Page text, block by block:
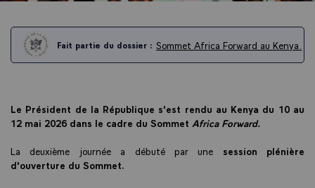
Fait partie du dossier : Sommet Africa Forward au Kenya.
Le Président de la République s'est rendu au Kenya du 10 au
12 mai 2026 dans le cadre du Sommet Africa Forward.
La deuxième journée a débuté par une session plénière
d'ouverture du Sommet.